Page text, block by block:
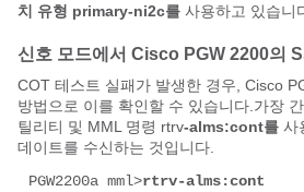
치 유형 primary-ni2c를 사용하고 있습니
신호 모드에서 Cisco PGW 2200의
COT 테스트 실패가 발생한 경우, Cisco
방법으로 이를 확인할 수 있습니다.가장
틸리티 및 MML 명령 rtrv-alms:cont를 사
데이트를 수신하는 것입니다.
PGW2200a mml>rtrv-alms:cont